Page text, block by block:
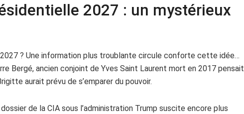
2027 : un mystérieux
? Une information plus troublante circule conforte cette idée…
Bergé, ancien conjoint de Yves Saint Laurent mort en 2017 pensait
aurait prévu de s’emparer du pouvoir.
de la CIA sous l’administration Trump suscite encore plus